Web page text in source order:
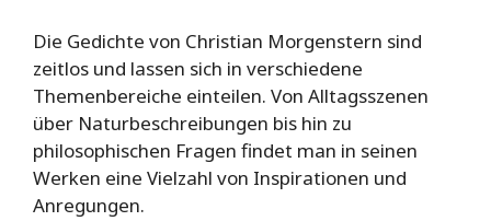
Die Gedichte von Christian Morgenstern sind
zeitlos und lassen sich in verschiedene
Themenbereiche einteilen. Von Alltagsszenen
über Naturbeschreibungen bis hin zu
philosophischen Fragen findet man in seinen
Werken eine Vielzahl von Inspirationen und
Anregungen.